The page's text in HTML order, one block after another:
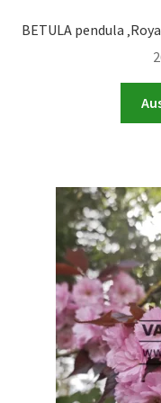
BETULA pendula